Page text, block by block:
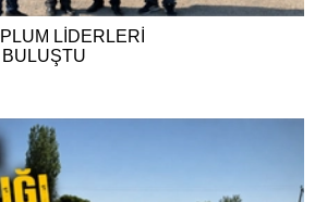
LİDERLERİ
BULUŞTU